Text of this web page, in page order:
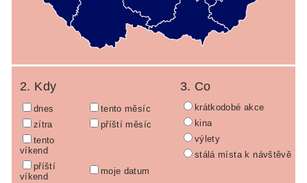
2. Kdy
dnes
tento měsíc
zítra
příští měsíc
tento
víkend
příští
víkend
moje datum
3. Co
krátkodobé akce
kina
výlety
stálá místa k návštěvě